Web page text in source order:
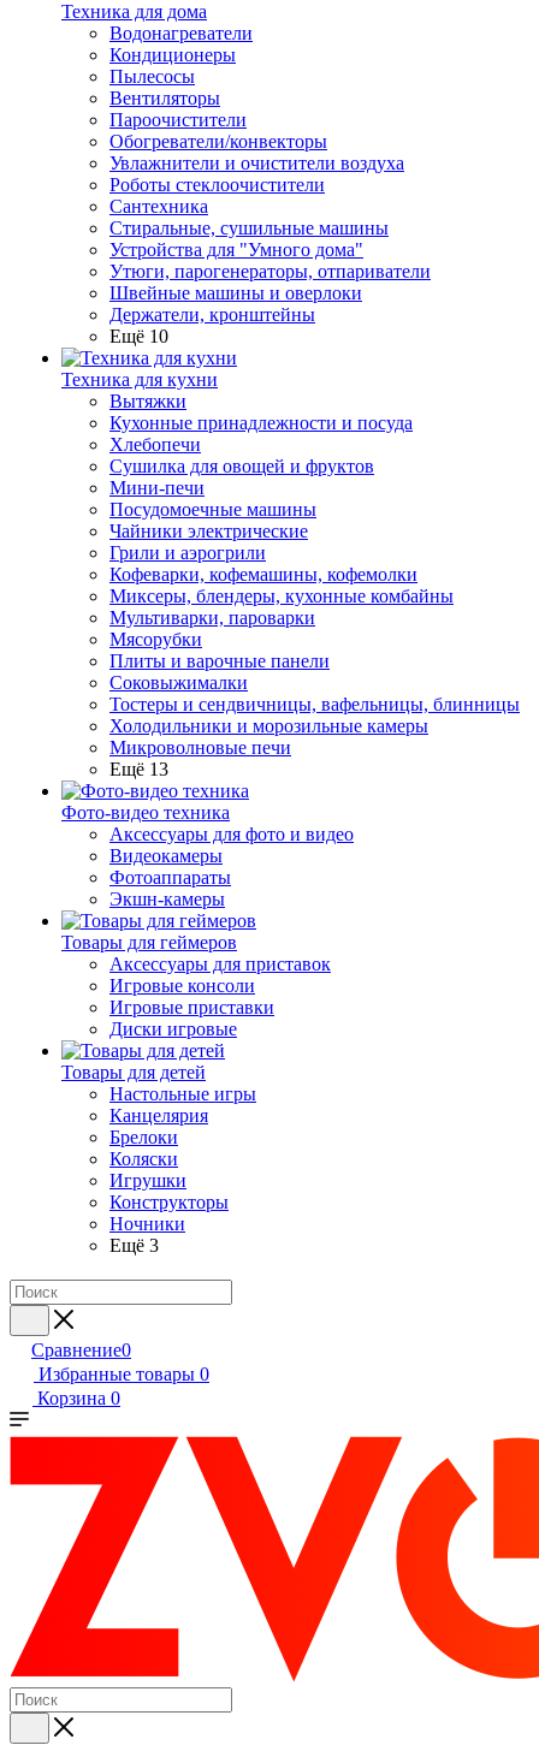
Техника для дома
Водонагреватели
Кондиционеры
Пылесосы
Вентиляторы
Пароочистители
Обогреватели/конвекторы
Увлажнители и очистители воздуха
Роботы стеклоочистители
Сантехника
Стиральные, сушильные машины
Устройства для "Умного дома"
Утюги, парогенераторы, отпариватели
Швейные машины и оверлоки
Держатели, кронштейны
Ещё 10
Техника для кухни
Вытяжки
Кухонные принадлежности и посуда
Хлебопечи
Сушилка для овощей и фруктов
Мини-печи
Посудомоечные машины
Чайники электрические
Грили и аэрогрили
Кофеварки, кофемашины, кофемолки
Миксеры, блендеры, кухонные комбайны
Мультиварки, пароварки
Мясорубки
Плиты и варочные панели
Соковыжималки
Тостеры и сендвичницы, вафельницы, блинницы
Холодильники и морозильные камеры
Микроволновые печи
Ещё 13
Фото-видео техника
Аксессуары для фото и видео
Видеокамеры
Фотоаппараты
Экшн-камеры
Товары для геймеров
Аксессуары для приставок
Игровые консоли
Игровые приставки
Диски игровые
Товары для детей
Настольные игры
Канцелярия
Брелоки
Коляски
Игрушки
Конструкторы
Ночники
Ещё 3
Сравнение0
Избранные товары 0
Корзина 0